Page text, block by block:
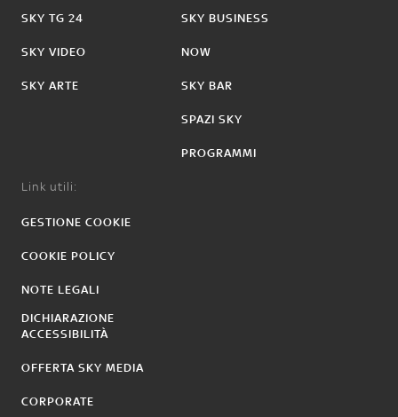
SKY TG 24
SKY VIDEO
SKY ARTE
SKY BUSINESS
NOW
SKY BAR
SPAZI SKY
PROGRAMMI
Link utili:
GESTIONE COOKIE
COOKIE POLICY
NOTE LEGALI
DICHIARAZIONE
ACCESSIBILITÀ
OFFERTA SKY MEDIA
CORPORATE